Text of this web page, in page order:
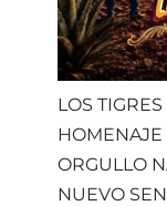
LOS
HOMENAJE
ORGULLO
NUEVO